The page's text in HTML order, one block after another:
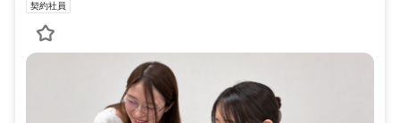
契約社員